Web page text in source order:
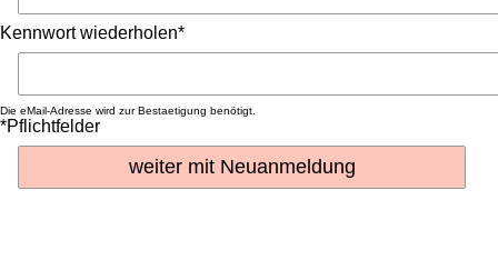
Kennwort wiederholen*
Die eMail-Adresse wird zur Bestaetigung benötigt.
*Pflichtfelder